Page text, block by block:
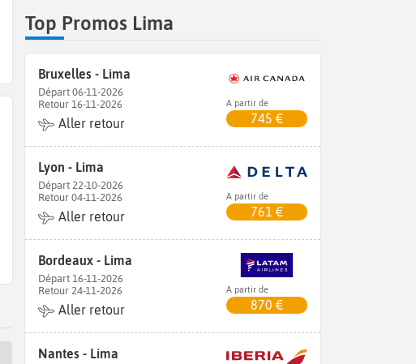
Top Promos Lima
Bruxelles - Lima
Départ 06-11-2026
Retour 16-11-2026
Aller retour
A partir de
745 €
Lyon - Lima
Départ 22-10-2026
Retour 04-11-2026
Aller retour
A partir de
761 €
Bordeaux - Lima
Départ 16-11-2026
Retour 24-11-2026
Aller retour
A partir de
870 €
Nantes - Lima